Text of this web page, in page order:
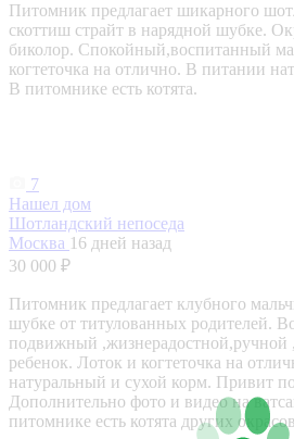
Питомник предлагает шикарного
скоттиш страйт в нарядной шубке.
биколор. Спокойный,воспитанный
когтеточка на отлично. В питании
В питомнике есть котята.
7
Нашел дом
Шотландский непоседа
Москва 16 дней назад
30 000 ₽
Питомник предлагает клубного
шубке от титулованных родителей.
подвижный ,жизнерадостной,ручной
ребенок. Лоток и когтеточка на
натуральный и сухой корм. Привит по
Дополнительно фото и видео на
питомнике есть котята других